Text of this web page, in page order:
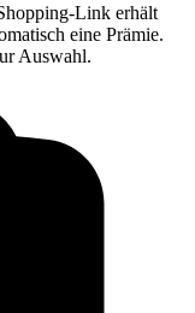
Link erhält
eine Prämie.
Auswahl.